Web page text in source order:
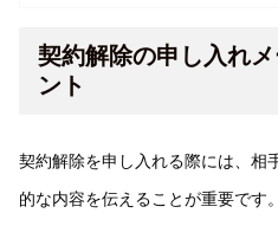
契約解除の申し入れ
ント
契約解除を申し入れる際には、相
的な内容を伝えることが重要です